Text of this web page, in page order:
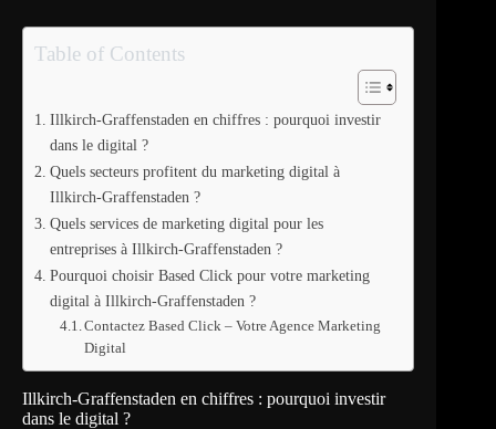
Table of Contents
Illkirch-Graffenstaden en chiffres : pourquoi investir
dans le digital ?
Quels secteurs profitent du marketing digital à
Illkirch-Graffenstaden ?
Quels services de marketing digital pour les
entreprises à Illkirch-Graffenstaden ?
Pourquoi choisir Based Click pour votre marketing
digital à Illkirch-Graffenstaden ?
Contactez Based Click – Votre Agence Marketing
Digital
Illkirch-Graffenstaden en chiffres : pourquoi investir
dans le digital ?